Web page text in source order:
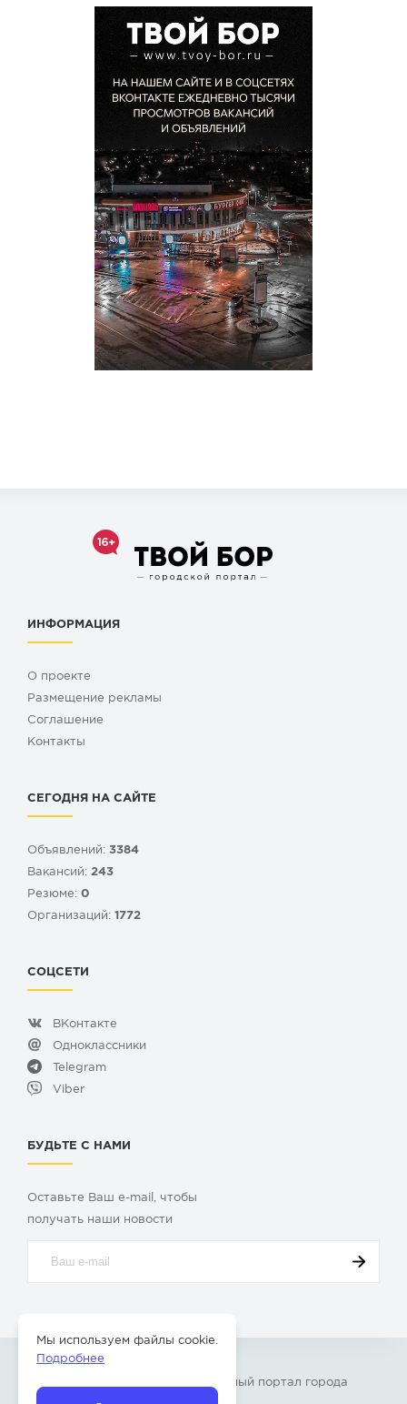
ИНФОРМАЦИЯ
О проекте
Размещение рекламы
Cоглашение
Контакты
СЕГОДНЯ НА САЙТЕ
Объявлений: 3384
Вакансий: 243
Резюме: 0
Организаций: 1772
СОЦСЕТИ
ВКонтакте
Одноклассники
Telegram
Viber
БУДЬТЕ С НАМИ
Оставьте Ваш e-mail, чтобы
получать наши новости
» – Главный портал города
Бор Нижегородской области
Мы используем файлы cookie.
Подробнее